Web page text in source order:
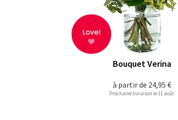
à partir de 24,95 €
Bouquet Verina
Prochaine livraison le 11 août